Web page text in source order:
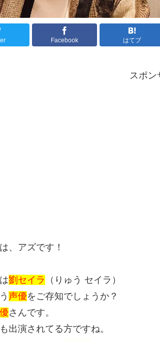
Facebook はてブ
スポン
、アズです！
劉セイラ
（りゅう セイラ）
声優をご存知でしょうか？
さんです。
出演されてる方ですね。